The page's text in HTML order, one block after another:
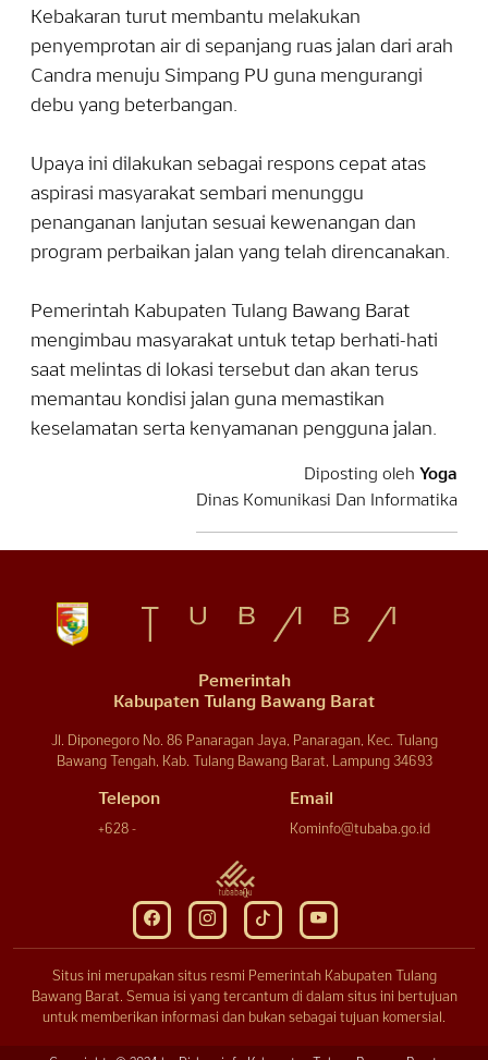
Kebakaran turut membantu melakukan
penyemprotan air di sepanjang ruas jalan dari arah
Candra menuju Simpang PU guna mengurangi
debu yang beterbangan.
‎Upaya ini dilakukan sebagai respons cepat atas
aspirasi masyarakat sembari menunggu
penanganan lanjutan sesuai kewenangan dan
program perbaikan jalan yang telah direncanakan.
‎Pemerintah Kabupaten Tulang Bawang Barat
mengimbau masyarakat untuk tetap berhati-hati
saat melintas di lokasi tersebut dan akan terus
memantau kondisi jalan guna memastikan
keselamatan serta kenyamanan pengguna jalan.
Diposting oleh Yoga
Dinas Komunikasi Dan Informatika
Pemerintah
Kabupaten Tulang Bawang Barat
Jl. Diponegoro No. 86 Panaragan Jaya, Panaragan, Kec. Tulang
Bawang Tengah, Kab. Tulang Bawang Barat, Lampung 34693
Telepon
+628 -
Email
Kominfo@tubaba.go.id
Situs ini merupakan situs resmi Pemerintah Kabupaten Tulang
Bawang Barat. Semua isi yang tercantum di dalam situs ini bertujuan
untuk memberikan informasi dan bukan sebagai tujuan komersial.